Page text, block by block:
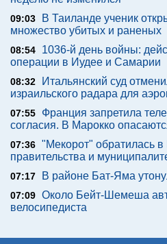
09:03
В Таиланде ученик
множество убитых и раненых
08:54
1036-й день войны:
операции в Иудее и Самарии
08:32
Итальянский суд
израильского радара для
07:55
Франция запретила
согласия. В Марокко
07:36 "Мекорот" обратилась
правительства и
07:17 В районе Бат-Яма
07:09 Около Бейт-Шемеша
велосипедиста